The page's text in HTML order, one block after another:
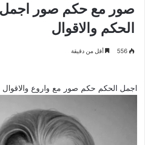
صور مع حكم صور اجمل
الحكم والاقوال
556 أقل من دقيقة
اجمل الحكم حكم صور مع واروع والاقوال